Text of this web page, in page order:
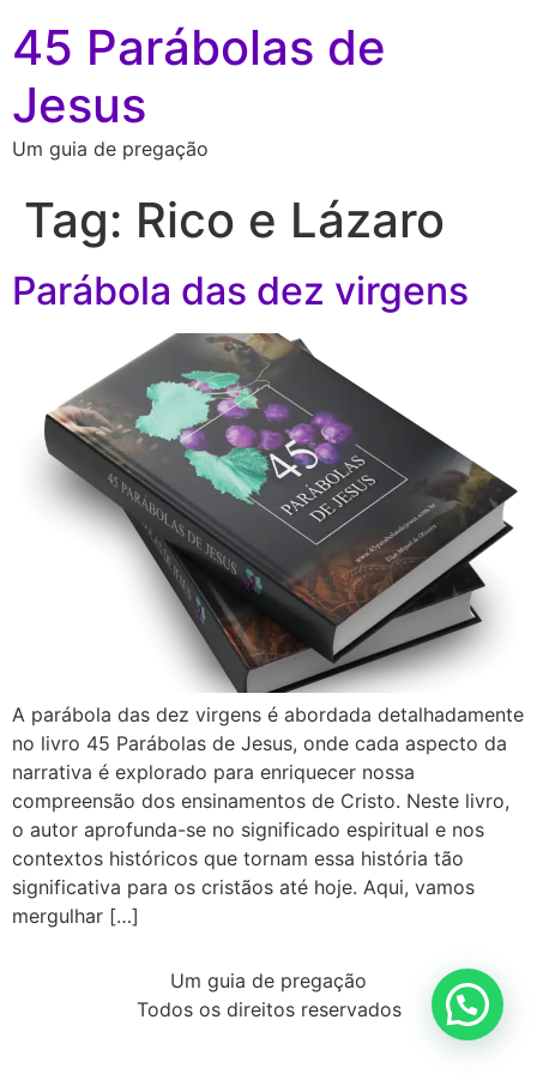
45 Parábolas de
Jesus
Um guia de pregação
Tag: Rico e Lázaro
Parábola das dez virgens
A parábola das dez virgens é abordada detalhadamente
no livro 45 Parábolas de Jesus, onde cada aspecto da
narrativa é explorado para enriquecer nossa
compreensão dos ensinamentos de Cristo. Neste livro,
o autor aprofunda-se no significado espiritual e nos
contextos históricos que tornam essa história tão
significativa para os cristãos até hoje. Aqui, vamos
mergulhar […]
Um guia de pregação
Todos os direitos reservados